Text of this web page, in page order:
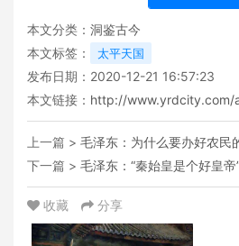
本文分类： 洞鉴古今
本文标签：
太平天国
发布日期：2020-12-21 16:57:23
本文链接： http://www.yrdcity.com/
上一篇 > 毛泽东：为什么要办好农民
下一篇 > 毛泽东：“秦始皇是个好皇帝
收藏 分享